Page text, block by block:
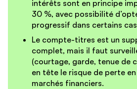
intérêts sont en principe
30 %, avec possibilité
progressif dans certains
Le compte-titres est un
complet, mais il faut
(courtage, garde, tenue de
en tête le risque de perte
marchés financiers.